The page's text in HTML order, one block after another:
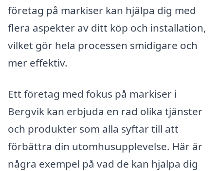
företag på markiser kan hjälpa dig med
flera aspekter av ditt köp och installation,
vilket gör hela processen smidigare och
mer effektiv.
Ett företag med fokus på markiser i
Bergvik kan erbjuda en rad olika tjänster
och produkter som alla syftar till att
förbättra din utomhusupplevelse. Här är
några exempel på vad de kan hjälpa dig